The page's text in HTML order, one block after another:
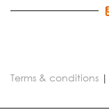
Terms & conditions |